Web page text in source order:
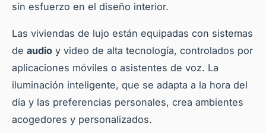
sin esfuerzo en el diseño interior.
Las viviendas de lujo están equipadas con sistemas
de audio y video de alta tecnología, controlados por
aplicaciones móviles o asistentes de voz. La
iluminación inteligente, que se adapta a la hora del
día y las preferencias personales, crea ambientes
acogedores y personalizados.